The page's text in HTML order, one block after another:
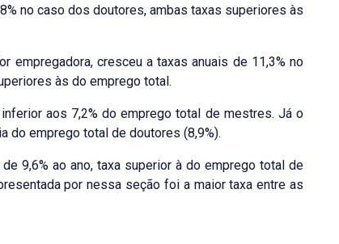
no caso dos doutores, ambas taxas superiores às
empregadora, cresceu a taxas anuais de 11,3% no
às do emprego total.
aos 7,2% do emprego total de mestres. Já o
do emprego total de doutores (8,9%).
9,6% ao ano, taxa superior à do emprego total de
por nessa seção foi a maior taxa entre as